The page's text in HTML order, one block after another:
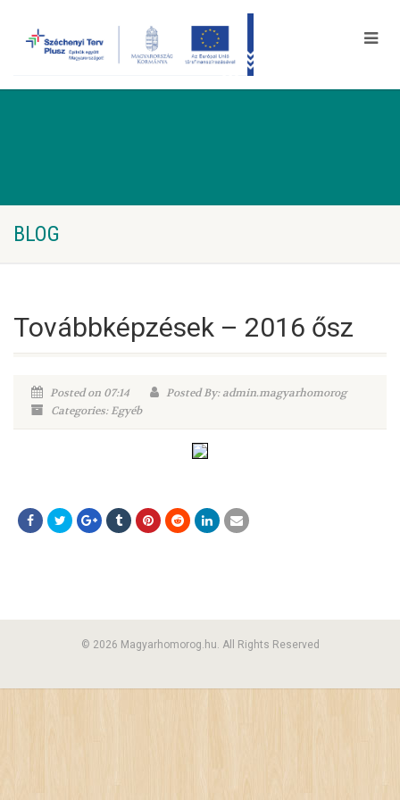
BLOG
Továbbképzések – 2016 ősz
Posted on 07:14
Posted By: admin.magyarhomorog
Categories: Egyéb
© 2026 Magyarhomorog.hu. All Rights Reserved